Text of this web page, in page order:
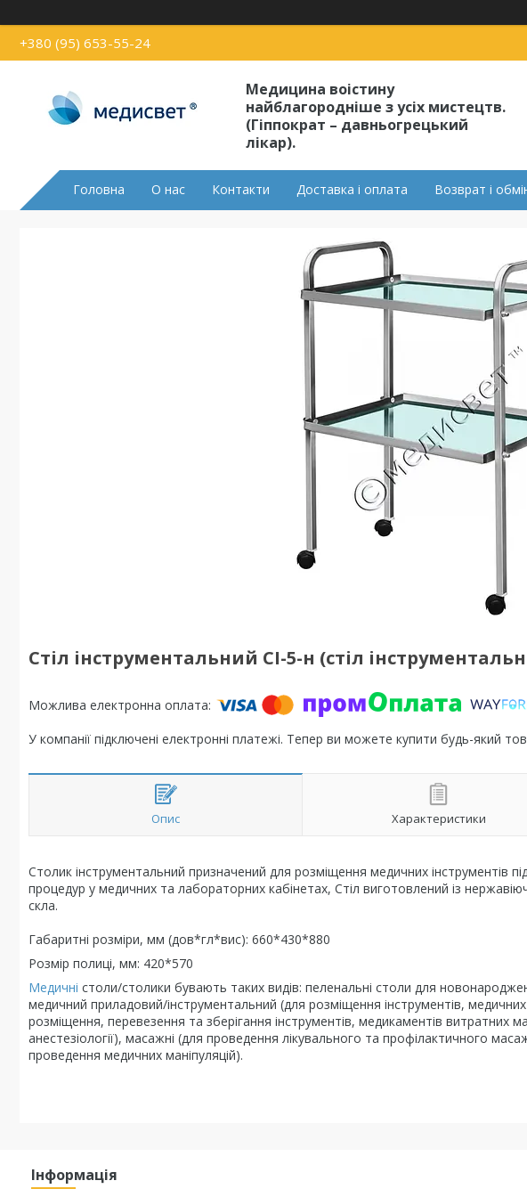
+380 (95) 653-55-24
Медицина воістину
найблагородніше з усіх мистецтв.
(Гіппократ – давньогрецький
лікар).
Головна О нас Контакти Доставка і оплата Возврат і
Стіл інструментальний СІ-5-н (стіл
У компанії підключені електронні платежі. Тепер ви можете купити будь-який
Опис Характеристики
Столик інструментальний призначений для розміщення медичних інструментів
процедур у медичних та лабораторних кабінетах, Стіл виготовлений із
скла.
Габаритні розміри, мм (дов*гл*вис): 660*430*880
Розмір полиці, мм: 420*570
Медичні столи/столики бувають таких видів: пеленальні столи для
медичний приладовий/інструментальний (для розміщення інструментів, медичних
розміщення, перевезення та зберігання інструментів, медикаментів витратних
анестезіології), масажні (для проведення лікувального та профілактичного
проведення медичних маніпуляцій).
Інформація